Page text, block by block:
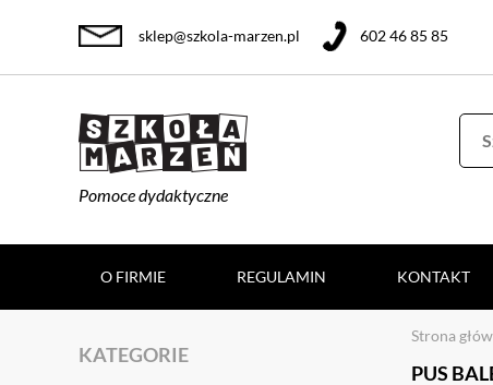
Pomoce dydaktyczne
sklep@szkola-marzen.pl 602 46 85 85
O FIRMIE REGULAMIN KONTAKT
KATEGORIE
Strona
PUS